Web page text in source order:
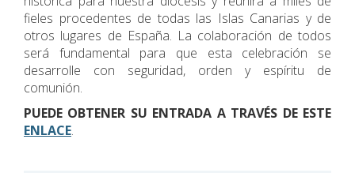
fieles procedentes de todas las Islas Canarias y de
otros lugares de España. La colaboración de todos
será fundamental para que esta celebración se
desarrolle con seguridad, orden y espíritu de
comunión.
PUEDE OBTENER SU ENTRADA A TRAVÉS DE ESTE
ENLACE.